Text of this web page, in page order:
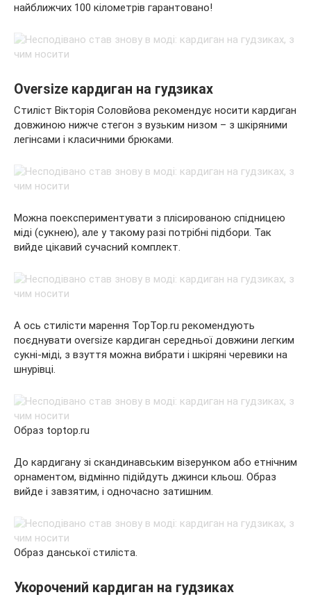
найближчих 100 кілометрів гарантовано!
Oversize кардиган на гудзиках
Стиліст Вікторія Соловйова рекомендує носити кардиган
довжиною нижче стегон з вузьким низом – з шкіряними
легінсами і класичними брюками.
Можна поекспериментувати з плісированою спідницею
міді (сукнею), але у такому разі потрібні підбори. Так
вийде цікавий сучасний комплект.
А ось стилісти марення TopTop.ru рекомендують
поєднувати oversize кардиган середньої довжини легким
сукні-міді, з взуття можна вибрати і шкіряні черевики на
шнурівці.
Образ toptop.ru
До кардигану зі скандинавським візерунком або етнічним
орнаментом, відмінно підійдуть джинси кльош. Образ
вийде і завзятим, і одночасно затишним.
Образ данської стиліста.
Укорочений кардиган на гудзиках